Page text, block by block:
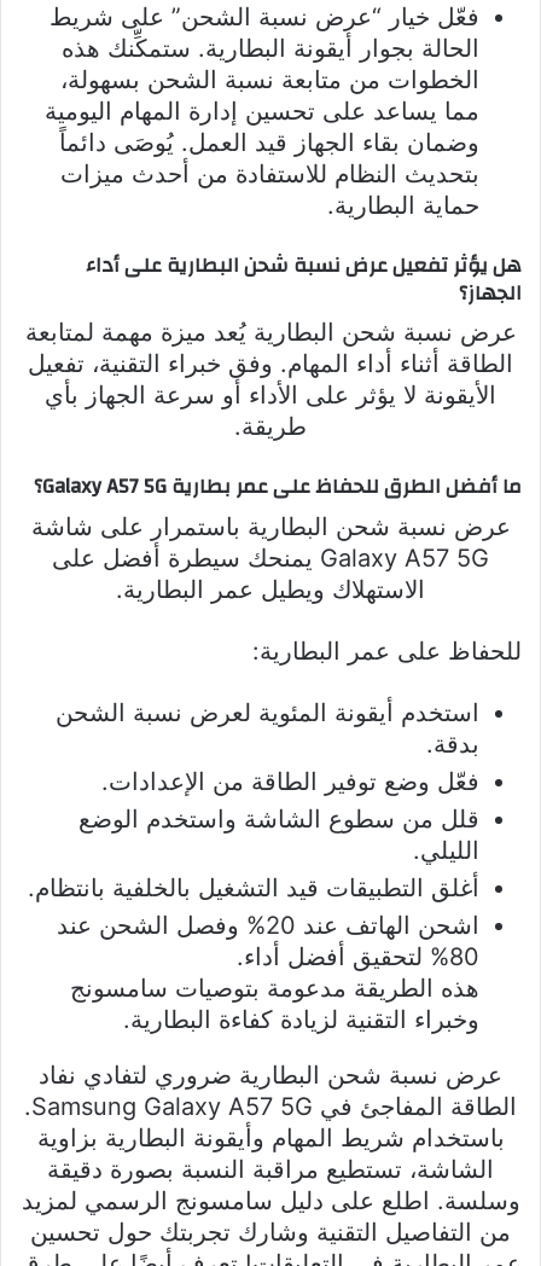
فعّل خيار “عرض نسبة الشحن” على شريط
الحالة بجوار أيقونة البطارية. ستمكِّنك هذه
الخطوات من متابعة نسبة الشحن بسهولة،
مما يساعد على تحسين إدارة المهام اليومية
وضمان بقاء الجهاز قيد العمل. يُوصَى دائماً
بتحديث النظام للاستفادة من أحدث ميزات
حماية البطارية.
هل يؤثر تفعيل عرض نسبة شحن البطارية على أداء
الجهاز؟
عرض نسبة شحن البطارية يُعد ميزة مهمة لمتابعة
الطاقة أثناء أداء المهام. وفق خبراء التقنية، تفعيل
الأيقونة لا يؤثر على الأداء أو سرعة الجهاز بأي
طريقة.
ما أفضل الطرق للحفاظ على عمر بطارية Galaxy A57 5G؟
عرض نسبة شحن البطارية باستمرار على شاشة
Galaxy A57 5G يمنحك سيطرة أفضل على
الاستهلاك ويطيل عمر البطارية.
للحفاظ على عمر البطارية:
استخدم أيقونة المئوية لعرض نسبة الشحن
بدقة.
فعّل وضع توفير الطاقة من الإعدادات.
قلل من سطوع الشاشة واستخدم الوضع
الليلي.
أغلق التطبيقات قيد التشغيل بالخلفية بانتظام.
اشحن الهاتف عند 20% وفصل الشحن عند
80% لتحقيق أفضل أداء.
هذه الطريقة مدعومة بتوصيات سامسونج
وخبراء التقنية لزيادة كفاءة البطارية.
عرض نسبة شحن البطارية ضروري لتفادي نفاد
الطاقة المفاجئ في Samsung Galaxy A57 5G.
باستخدام شريط المهام وأيقونة البطارية بزاوية
الشاشة، تستطيع مراقبة النسبة بصورة دقيقة
وسلسة. اطلع على دليل سامسونج الرسمي لمزيد
من التفاصيل التقنية وشارك تجربتك حول تحسين